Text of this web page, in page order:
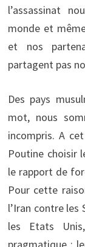
l’assassinat
monde et
et nos
partagent pas
Des pays
mot, nous
incompris. A
Poutine choisir
le rapport de
Pour cette
l’Iran contre les
les Etats